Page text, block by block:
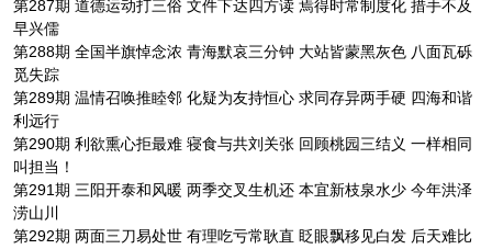
第287期 道德运动打三俗 文件下达四方读 焉得时常制度化 措手不及
早兴儒
第288期 全国半旗悼念浓 青海默哀三分钟 大站皆蒙黑灰色 八面瓦砾
觅失踪
第289期 温情召唤推睦邻 化疑为友持恒心 求同存异两手硬 四海和谐
利远行
第290期 利欲熏心拒最难 寝食与共刘关张 回顾桃园三结义 一样相同
叫担当！
第291期 三阳开泰和风暖 两季交叉生机还 本宜新枝泉水少 今年洪泽
涝山川
第292期 两面三刀易处世 有理吃亏常耿直 眨眼飘移见白发 后天难比